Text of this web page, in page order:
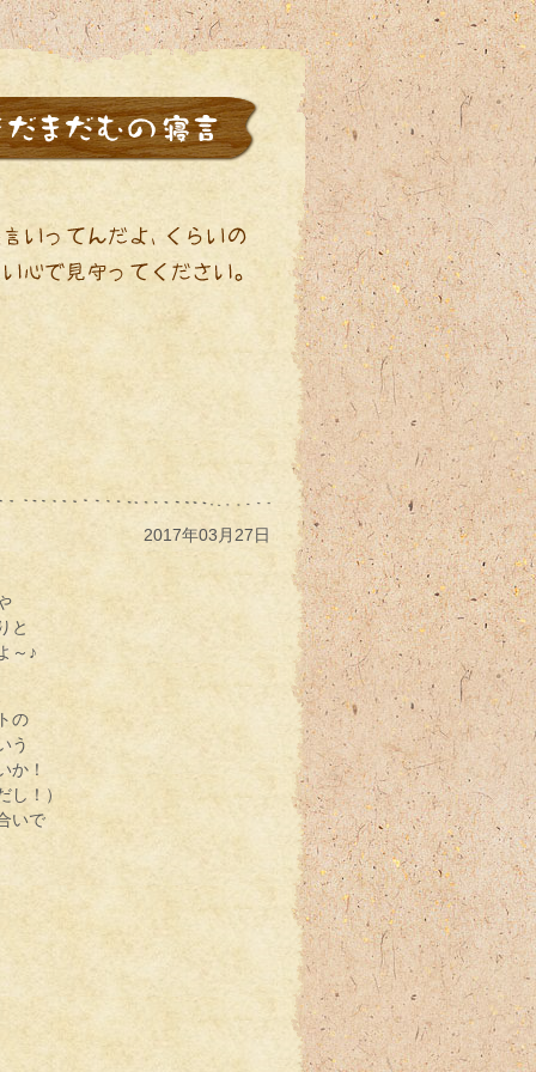
2017年03月27日
と
～♪
の
う
か！
！）
いで